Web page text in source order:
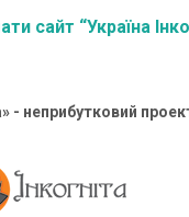
сайт “Україна
- неприбутковий